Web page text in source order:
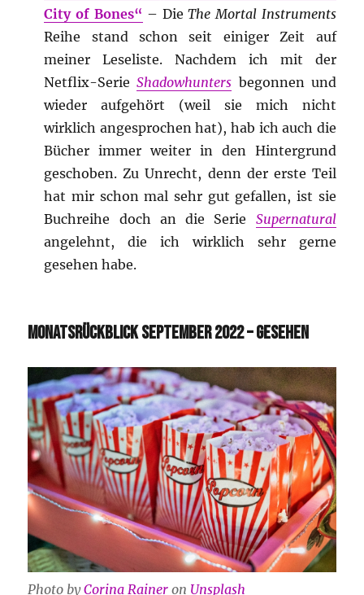
City of Bones“ – DieThe Mortal Instruments
Reihe stand schon seit einiger Zeit auf
meiner Leseliste. Nachdem ich mit der
Netflix-SerieShadowhunters begonnen und
wieder aufgehört (weil sie mich nicht
wirklich angesprochen hat), hab ich auch die
Bücher immer weiter in den Hintergrund
geschoben. Zu Unrecht, denn der erste Teil
hat mir schon mal sehr gut gefallen, ist sie
Buchreihe doch an die Serie Supernatural
angelehnt, die ich wirklich sehr gerne
gesehen habe.
MONATSRÜCKBLICK SEPTEMBER 2022 – GESEHEN
Photo byCorina Rainer on Unsplash